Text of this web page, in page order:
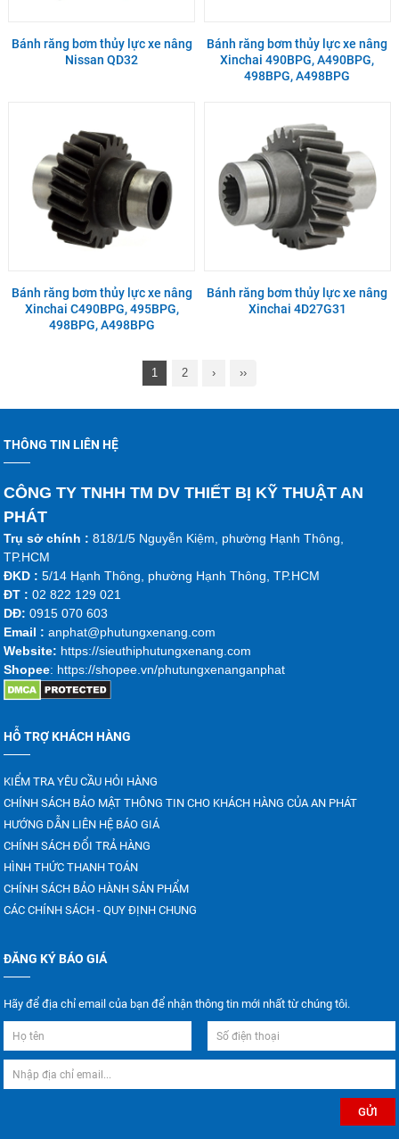
Bánh răng bơm thủy lực xe nâng
Nissan QD32
Bánh răng bơm thủy lực xe nâng
Xinchai 490BPG, A490BPG,
498BPG, A498BPG
Bánh răng bơm thủy lực xe nâng
Xinchai C490BPG, 495BPG,
498BPG, A498BPG
Bánh răng bơm thủy lực xe nâng
Xinchai 4D27G31
1 2 › ››
THÔNG TIN LIÊN HỆ
CÔNG TY TNHH TM DV THIẾT BỊ KỸ THUẬT AN
PHÁT
Trụ sở chính : 818/1/5 Nguyễn Kiệm, phường Hạnh Thông,
TP.HCM
ĐKD :5/14 Hạnh Thông, phường Hạnh Thông, TP.HCM
ĐT : 02 822 129 021
DĐ:0915 070 603
Email :anphat@phutungxenang.com
Website: https://sieuthiphutungxenang.com
Shopee: https://shopee.vn/phutungxenanganphat
HỖ TRỢ KHÁCH HÀNG
KIỂM TRA YÊU CẦU HỎI HÀNG
CHÍNH SÁCH BẢO MẬT THÔNG TIN CHO KHÁCH HÀNG CỦA AN PHÁT
HƯỚNG DẪN LIÊN HỆ BÁO GIÁ
CHÍNH SÁCH ĐỔI TRẢ HÀNG
HÌNH THỨC THANH TOÁN
CHÍNH SÁCH BẢO HÀNH SẢN PHẨM
CÁC CHÍNH SÁCH - QUY ĐỊNH CHUNG
ĐĂNG KÝ BÁO GIÁ
Hãy để địa chỉ email của bạn để nhận thông tin mới nhất từ chúng tôi.